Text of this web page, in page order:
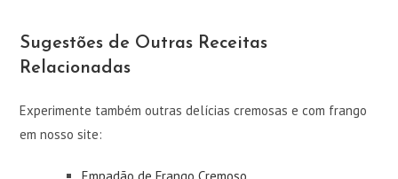
Sugestões de Outras Receitas
Relacionadas
Experimente também outras delícias cremosas e com frango
em nosso site: